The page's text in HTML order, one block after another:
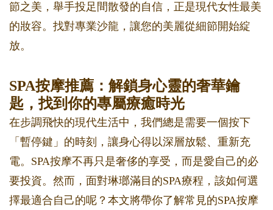
節之美，舉手投足間散發的自信，正是現代女性最美
的妝容。找對專業沙龍，讓您的美麗從細節開始綻
放。
SPA按摩推薦：解鎖身心靈的奢華鑰
匙，找到你的專屬療癒時光
在步調飛快的現代生活中，我們總是需要一個按下
「暫停鍵」的時刻，讓身心得以深層放鬆、重新充
電。SPA按摩不再只是奢侈的享受，而是愛自己的必
要投資。然而，面對琳瑯滿目的SPA療程，該如何選
擇最適合自己的呢？本文將帶你了解常見的SPA按摩